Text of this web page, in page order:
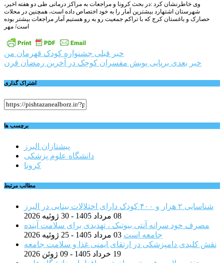
وی خاطرنشان کرد :در بحث کرونا و مراجعات به مراکز درمانی طی دو هفته اخیر،
شهرستان اشتهارد بیشترین آمار را به خود اختصاص داده است، همچنین در محلات
حصارک و باغستان کرج که با تراکم جمعیت رو به رو هستیم آمار مراجعات بیشتر بوده
است/ مهر
راهبری
نوشته
خبر قبلی جشنواره کودک قهرمان من
خبر بعدی برپایی پویش مفسران کوچک در آخرین رمضان قرن
اشتراک گذاری
برچسب ها
پیشتازان البرز
دانشگاه علوم پزشکی
کرونا
مطالب مرتبط
شناسایی ۲ هزار و ۴۰۰ کودک دارای اختلالات بینایی در البرز
08 مرداد 1405 - 30 ژوئیه 2026
مصرف خود سرانه آنتی بیوتیک ، تهدیدی برای سلامت آینده
جامعه است 03 مرداد 1405 - 25 ژوئیه 2026
نقش کلیدی دامپزشکی در ارتقای ایمنی غذا و سلامت جامعه
19 خرداد 1405 - 09 ژوئن 2026